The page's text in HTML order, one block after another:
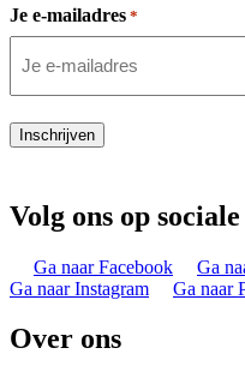
Je e-mailadres *
Inschrijven
Volg ons op
Ga naar Facebook Ga
Ga naar Instagram
Ga naar
Over ons